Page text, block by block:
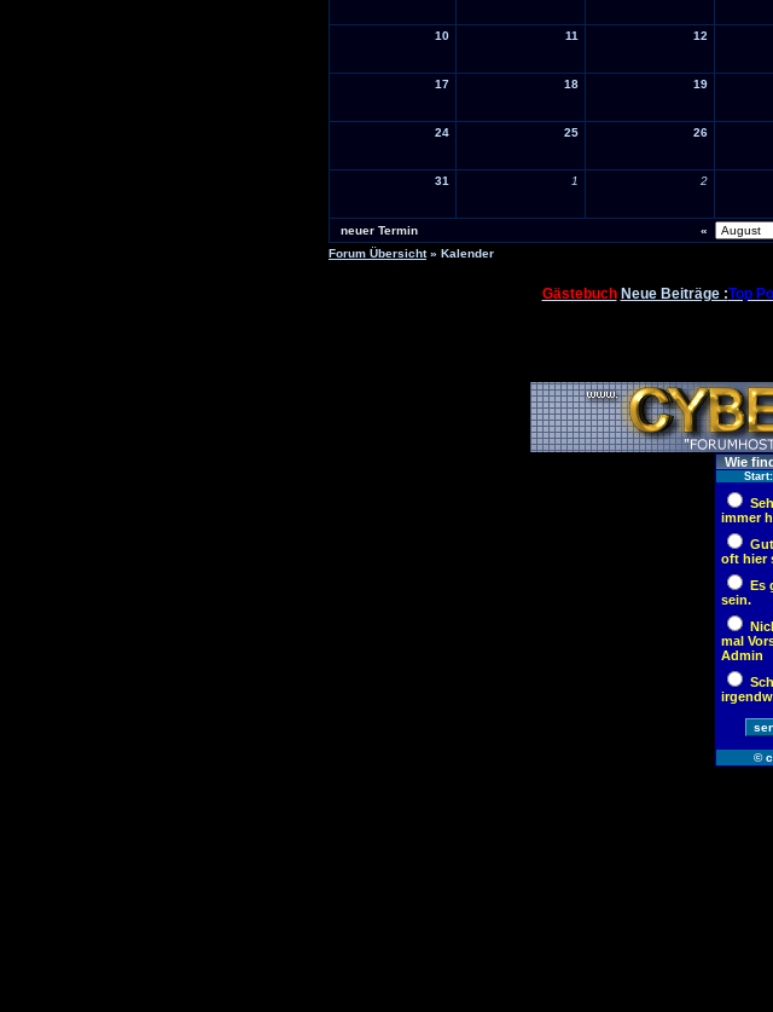
10 11 12
17 18 19
24 25 26
31 1 2
neuer Termin «
Forum Übersicht» Kalender
Gästebuch Neue Beiträge :Top